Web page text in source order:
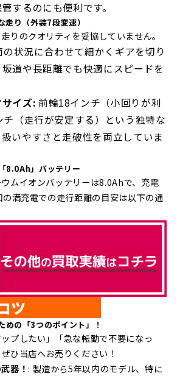
するのにも便利です。
り（外装7段変速）
りのクオリティを妥協していません。
の状況に合わせて細かくギアを切り
道や長距離でも快適にスピードを
イズ: 前輪18インチ（小回りが利
（走行が安定する）という独特な
いやすさと走破性を両立していま
8.0Ah」バッテリー
ムイオンバッテリーは8.0Ahで、充電
満充電での走行距離の目安は以下の通
るコツ
めの「3つのポイント」！
ップしたい」「急な転勤で不要になっ
ひ当店へお売りください！
武器！: 製造から5年以内のモデル、特に